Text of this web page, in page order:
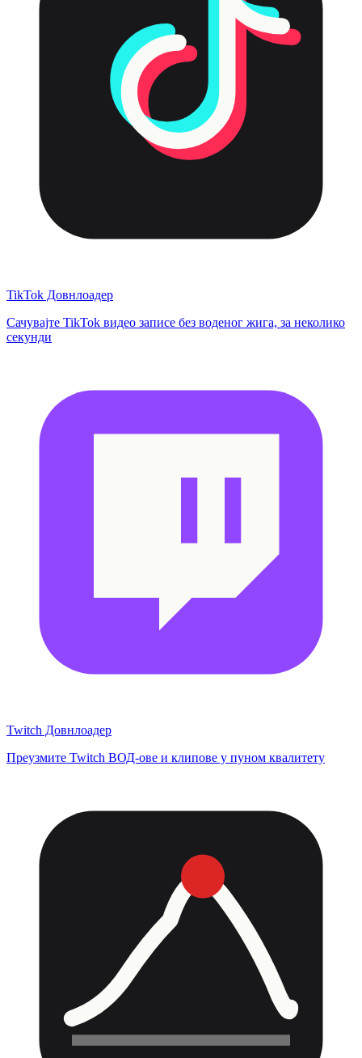
TikTok Довнлоадер
Сачувајте TikTok видео записе без воденог жига, за неколико
секунди
Twitch Довнлоадер
Преузмите Twitch ВОД-ове и клипове у пуном квалитету